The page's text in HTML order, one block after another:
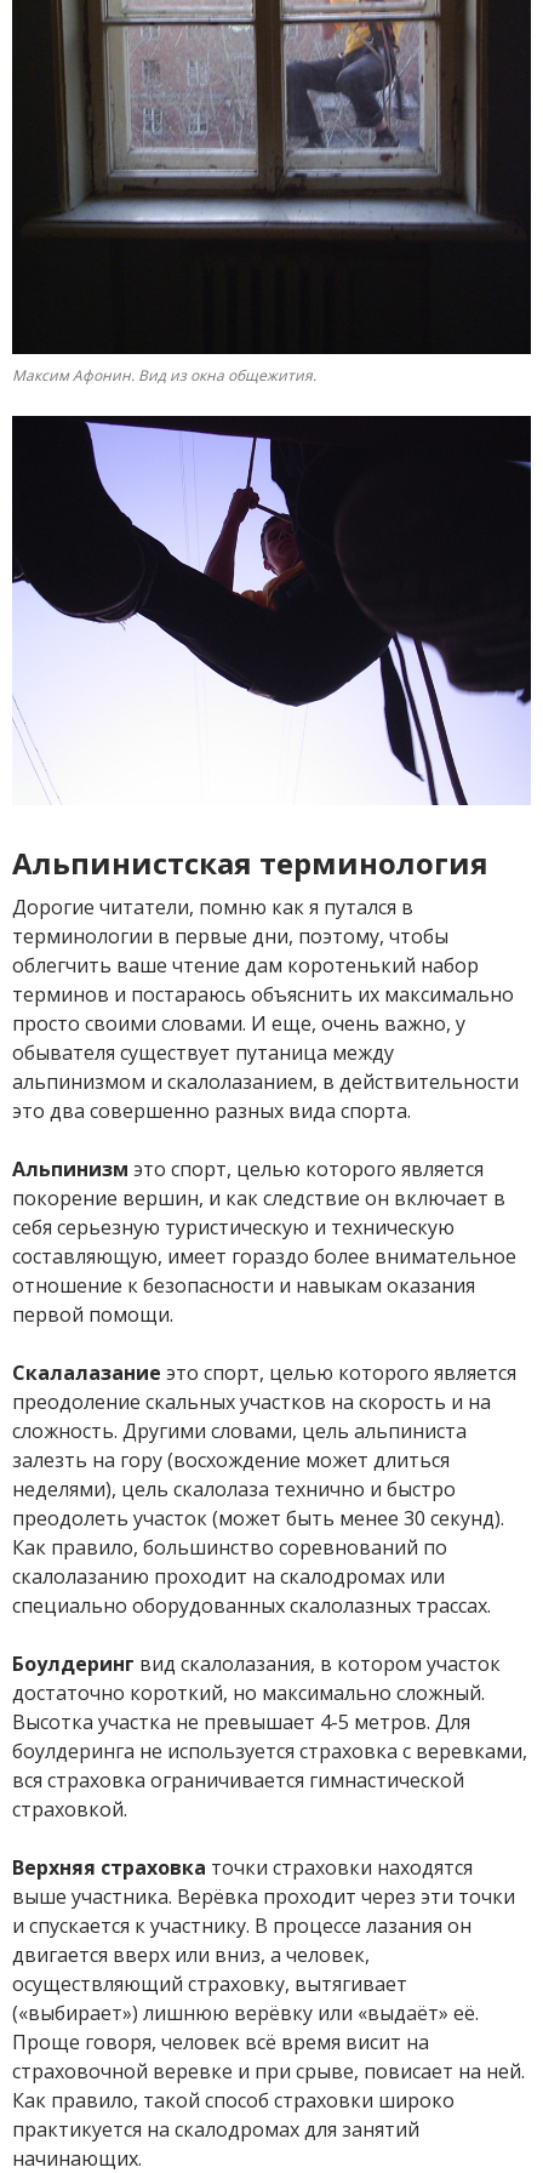
Максим Афонин. Вид из окна общежития.
Альпинистская терминология
Дорогие читатели, помню как я путался в
терминологии в первые дни, поэтому, чтобы
облегчить ваше чтение дам коротенький набор
терминов и постараюсь объяснить их максимально
просто своими словами. И еще, очень важно, у
обывателя существует путаница между
альпинизмом и скалолазанием, в действительности
это два совершенно разных вида спорта.
Альпинизм это спорт, целью которого является
покорение вершин, и как следствие он включает в
себя серьезную туристическую и техническую
составляющую, имеет гораздо более внимательное
отношение к безопасности и навыкам оказания
первой помощи.
Скалалазание это спорт, целью которого является
преодоление скальных участков на скорость и на
сложность. Другими словами, цель альпиниста
залезть на гору (восхождение может длиться
неделями), цель скалолаза технично и быстро
преодолеть участок (может быть менее 30 секунд).
Как правило, большинство соревнований по
скалолазанию проходит на скалодромах или
специально оборудованных скалолазных трассах.
Боулдеринг вид скалолазания, в котором участок
достаточно короткий, но максимально сложный.
Высотка участка не превышает 4-5 метров. Для
боулдеринга не используется страховка с веревками,
вся страховка ограничивается гимнастической
страховкой.
Верхняя страховка точки страховки находятся
выше участника. Верёвка проходит через эти точки
и спускается к участнику. В процессе лазания он
двигается вверх или вниз, а человек,
осуществляющий страховку, вытягивает
(«выбирает») лишнюю верёвку или «выдаёт» её.
Проще говоря, человек всё время висит на
страховочной веревке и при срыве, повисает на ней.
Как правило, такой способ страховки широко
практикуется на скалодромах для занятий
начинающих.